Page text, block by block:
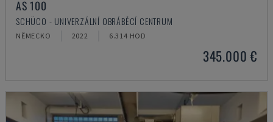
AS 100
SCHÜCO - UNIVERZÁLNÍ OBRÁBĚCÍ CENTRUM
NĚMECKO 2022 6.314 HOD
345.000 €